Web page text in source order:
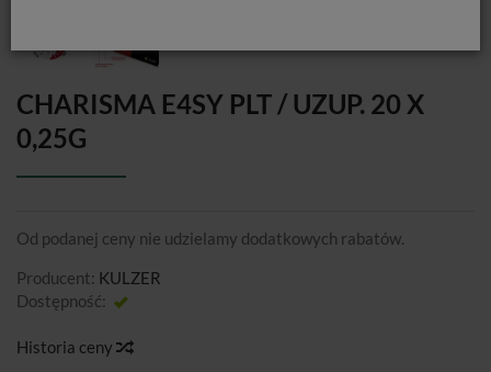
CHARISMA E4SY PLT / UZUP. 20 X
0,25G
Od podanej ceny nie udzielamy dodatkowych rabatów.
Producent: KULZER
Dostępność:
Historia ceny